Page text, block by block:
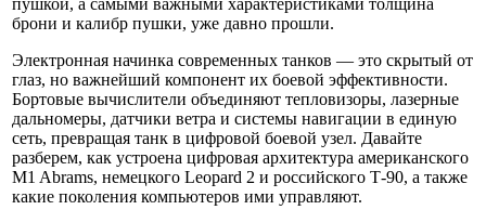
пушкой, а самыми важными характеристиками толщина
брони и калибр пушки, уже давно прошли.
Электронная начинка современных танков — это скрытый от
глаз, но важнейший компонент их боевой эффективности.
Бортовые вычислители объединяют тепловизоры, лазерные
дальномеры, датчики ветра и системы навигации в единую
сеть, превращая танк в цифровой боевой узел. Давайте
разберем, как устроена цифровая архитектура американского
M1 Abrams, немецкого Leopard 2 и российского Т-90, а также
какие поколения компьютеров ими управляют.